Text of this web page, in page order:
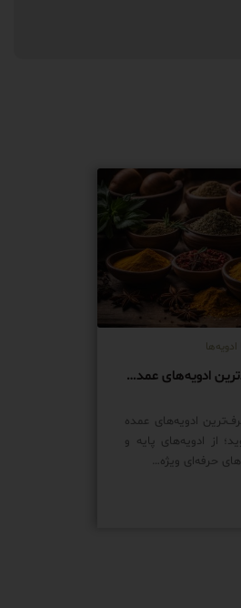
ادویه‌ها
لیست کامل پرکاربردترین ادویه‌های عمده در رستوران‌ها
ادویه‌های عمده
از ادویه‌های پایه و
حرفه‌ای ویژه…